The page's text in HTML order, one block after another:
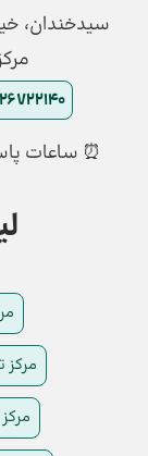
⏰ ساعات پاسخگویی: ۹ صبح